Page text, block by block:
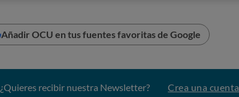
Añadir OCU en tus fuentes favoritas de Google
¿Quieres recibir nuestra Newsletter? Crea una cuenta